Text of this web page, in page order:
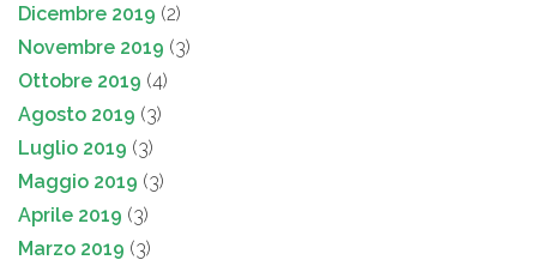
Dicembre 2019 (2)
Novembre 2019 (3)
Ottobre 2019 (4)
Agosto 2019 (3)
Luglio 2019 (3)
Maggio 2019 (3)
Aprile 2019 (3)
Marzo 2019 (3)